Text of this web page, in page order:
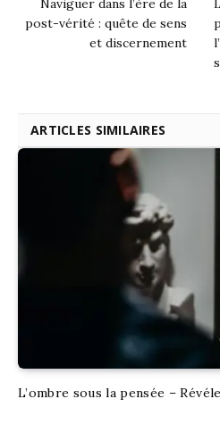
Naviguer dans l’ère de la
post-vérité : quête de sens
et discernement
ARTICLES SIMILAIRES
L’ombre sous la pensée –